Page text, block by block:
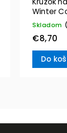
Winter
Villeroy
Skladom
€8,70
Do